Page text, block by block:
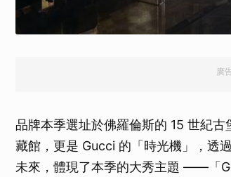
廣
品牌本季選址於佛羅倫斯的 15 世紀
藏館，更是 Gucci 的「時光機」，透
未來，體現了本季的大秀主題 ——「